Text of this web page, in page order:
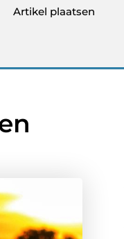
Artikel plaatsen